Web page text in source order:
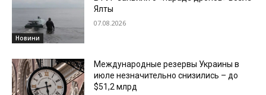
Новини
Ялты
07.08.2026
Международные резервы Украины в
июле незначительно снизились – до
$51,2 млрд